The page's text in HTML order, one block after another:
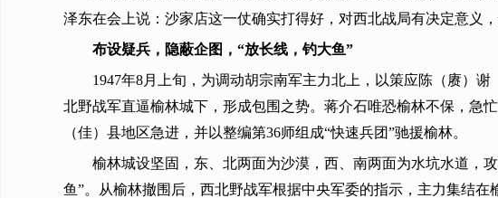
泽东在会上说：沙家店这一仗确实打得好，对西北战局有决定意义
布设疑兵，隐蔽企图，“放长线，钓大鱼”
1947年8月上旬，为调动胡宗南军主力北上，以策应陈（赓）
北野战军直逼榆林城下，形成包围之势。蒋介石唯恐榆林不保，急
（佳）县地区急进，并以整编第36师组成“快速兵团”驰援榆林。
榆林城设坚固，东、北两面为沙漠，西、南两面为水坑水道，
鱼”。从榆林撤围后，西北野战军根据中央军委的指示，主力集结